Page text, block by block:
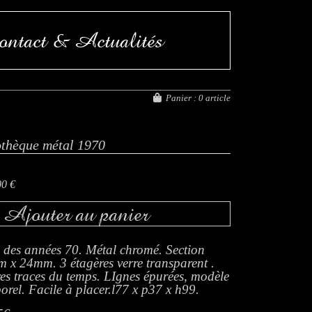
& Actualités
Panier : 0 article
métal 1970
€
Ajouter au panier
années 70. Métal chromé. Section
x 24mm. 3 étagères verre transparent .
traces du temps. LIgnes épurées, modèle
Facile à placer.l77 x p37 x h99.